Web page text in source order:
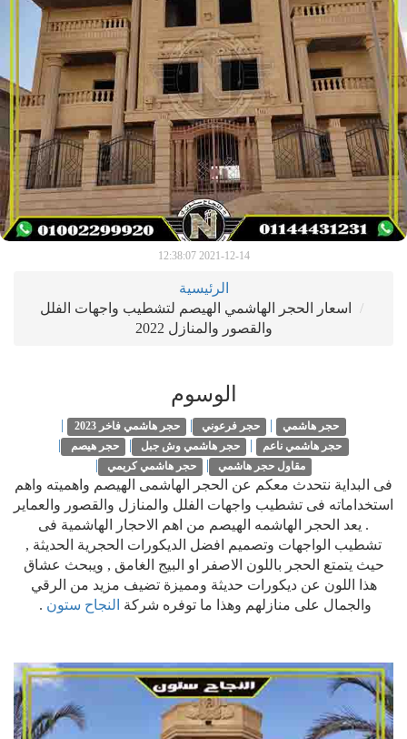
2021-12-14 12:38:07
الرئيسية
اسعار الحجر الهاشمي الهيصم لتشطيب واجهات الفلل
والقصور والمنازل 2022
الوسوم
حجر هاشمي | حجر فرعوني | حجر هاشمي فاخر 2023 |
حجر هاشمي ناعم | حجر هاشمي وش جبل | حجر هيصم |
مقاول حجر هاشمي | حجر هاشمي كريمي
|
فى البداية نتحدث معكم عن الحجر الهاشمى الهيصم واهميته واهم
استخداماته فى تشطيب واجهات الفلل والمنازل والقصور والعماير
. يعد الحجر الهاشمه الهيصم من اهم الاحجار الهاشمية فى
تشطيب الواجهات وتصميم افضل الديكورات الحجرية الحديثة ,
حيث يتمتع الحجر باللون الاصفر او البيج الغامق , ويبحث عشاق
هذا اللون عن ديكورات حديثة ومميزة تضيف مزيد من الرقي
والجمال على منازلهم وهذا ما توفره شركة النجاح ستون .